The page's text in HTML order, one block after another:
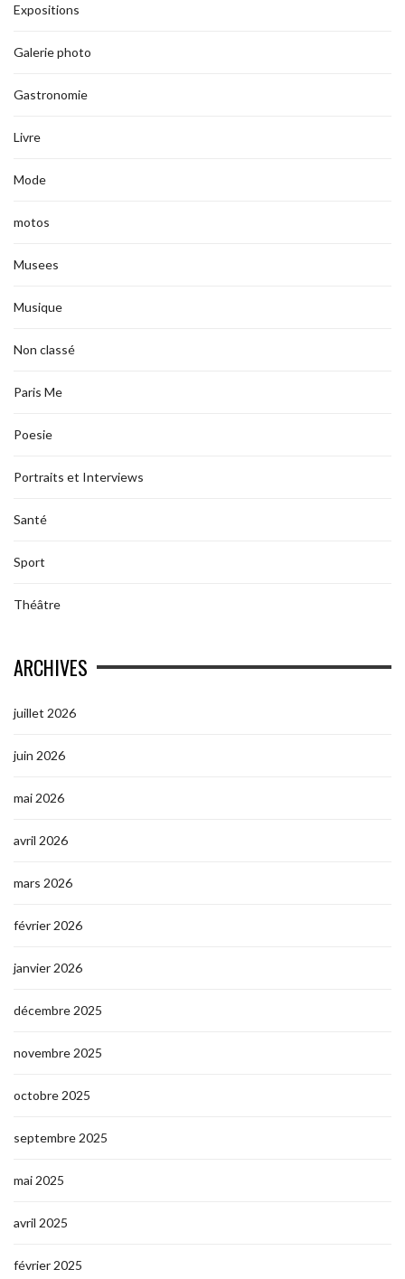
Expositions
Galerie photo
Gastronomie
Livre
Mode
motos
Musees
Musique
Non classé
Paris Me
Poesie
Portraits et Interviews
Santé
Sport
Théâtre
ARCHIVES
juillet 2026
juin 2026
mai 2026
avril 2026
mars 2026
février 2026
janvier 2026
décembre 2025
novembre 2025
octobre 2025
septembre 2025
mai 2025
avril 2025
février 2025